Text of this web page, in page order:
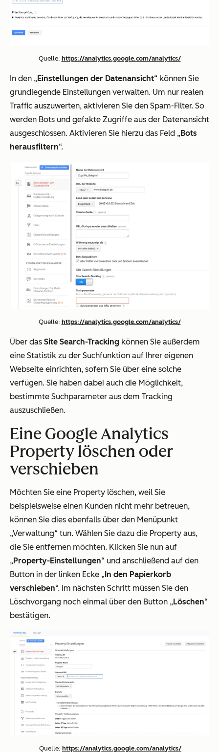
Quelle: https://analytics.google.com/analytics/
In den „Einstellungen der Datenansicht“ können Sie
grundlegende Einstellungen verwalten. Um nur realen
Traffic auszuwerten, aktivieren Sie den Spam-Filter. So
werden Bots und gefakte Zugriffe aus der Datenansicht
ausgeschlossen. Aktivieren Sie hierzu das Feld „Bots
herausfiltern“.
Quelle: https://analytics.google.com/analytics/
Über das Site Search-Tracking können Sie außerdem
eine Statistik zu der Suchfunktion auf Ihrer eigenen
Webseite einrichten, sofern Sie über eine solche
verfügen. Sie haben dabei auch die Möglichkeit,
bestimmte Suchparameter aus dem Tracking
auszuschließen.
Eine Google Analytics
Property löschen oder
verschieben
Möchten Sie eine Property löschen, weil Sie
beispielsweise einen Kunden nicht mehr betreuen,
können Sie dies ebenfalls über den Menüpunkt
„Verwaltung“ tun. Wählen Sie dazu die Property aus,
die Sie entfernen möchten. Klicken Sie nun auf
„Property-Einstellungen“ und anschließend auf den
Button in der linken Ecke „In den Papierkorb
verschieben“. Im nächsten Schritt müssen Sie den
Löschvorgang noch einmal über den Button „Löschen“
bestätigen.
Quelle: https://analytics.google.com/analytics/